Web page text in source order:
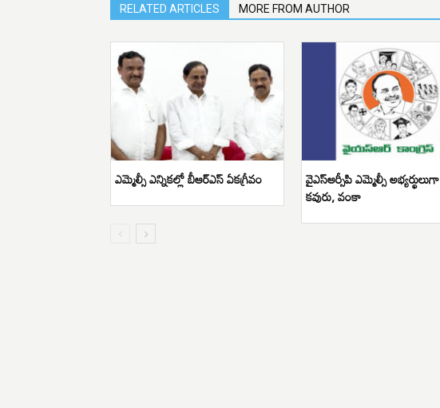
RELATED ARTICLES MORE FROM AUTHOR
ఎమ్మెల్సీ ఎన్నికల్లో బీఆర్ఎస్ ఏకగ్రీవం వైఎస్ఆర్సీపి ఎమ్మెల్సీ అభ్యర్థులుగా
కవురు, వంకా